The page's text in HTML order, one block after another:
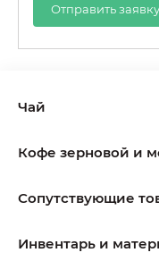
Отправить заявку
Чай
Кофе зерновой и
Сопутствующие
Инвентарь и